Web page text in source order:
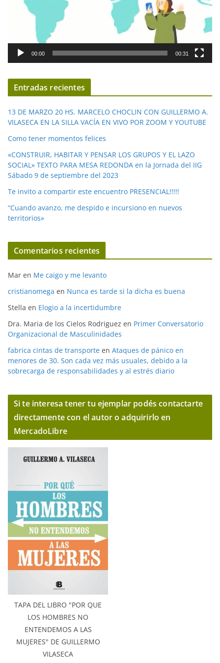
d
í
d
o
00:00 00:31
Entradas recientes
13 DE MARZO 20 HS. MARCELO CHOCLIN CON GUILLERMO A.
VILASECA EN LA SILLA VACÍA EN VIVO POR ZOOM Y YOUTUBE
Como tener momentos felices
«CONSTRUIR, HABITAR Y PENSAR LOS GRUPOS Y EL LAZO
SOCIAL» TEXTO PARA MESA REDONDA en la Jornada del IIG
Sábado 9 de septiembre del 2023
Te invito a compartir este encuentro PRESENCIAL!!!!!
“Cuando avanzo, me despido e incursiono en nuevos
territorios»
Comentarios recientes
Mar en Me caigo y me levanto
cristianomega en Nunca es tarde si la dicha es buena
Stella en Elogio a la incertidumbre
Dra. Maria de los Cielos Rodriguez en Primer Conversatorio
Organizacional de Masculinidades
fabrica cintas de transporte en Ataques de pánico en
menores de 30. Son cada vez más usuales, debido a la
sobrecarga de responsabilidades y al estrés diario
Si te interesa tener tu ejemplar podés contactarte
directamente con el autor o adquirirlo en
MercadoLibre
TAPA DEL LIBRO "POR QUE
LOS HOMBRES NO
ENTENDEMOS A LAS
MUJERES" DE GUILLERMO
VILASECA